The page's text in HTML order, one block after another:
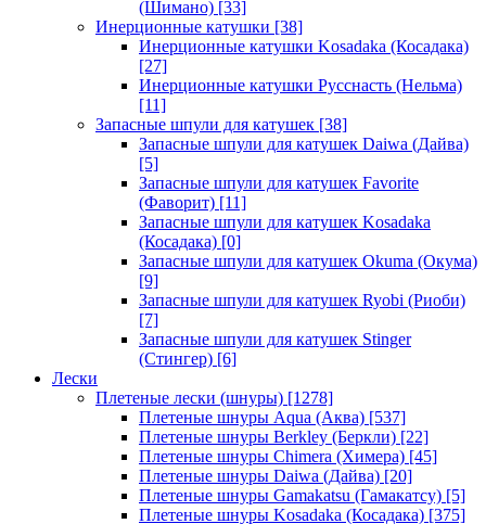
(Шимано) [33]
Инерционные катушки [38]
Инерционные катушки Kosadaka (Косадака)
[27]
Инерционные катушки Русснасть (Нельма)
[11]
Запасные шпули для катушек [38]
Запасные шпули для катушек Daiwa (Дайва)
[5]
Запасные шпули для катушек Favorite
(Фаворит) [11]
Запасные шпули для катушек Kosadaka
(Косадака) [0]
Запасные шпули для катушек Okuma (Окума)
[9]
Запасные шпули для катушек Ryobi (Риоби)
[7]
Запасные шпули для катушек Stinger
(Стингер) [6]
Лески
Плетеные лески (шнуры) [1278]
Плетеные шнуры Aqua (Аква) [537]
Плетеные шнуры Berkley (Беркли) [22]
Плетеные шнуры Chimera (Химера) [45]
Плетеные шнуры Daiwa (Дайва) [20]
Плетеные шнуры Gamakatsu (Гамакатсу) [5]
Плетеные шнуры Kosadaka (Косадака) [375]